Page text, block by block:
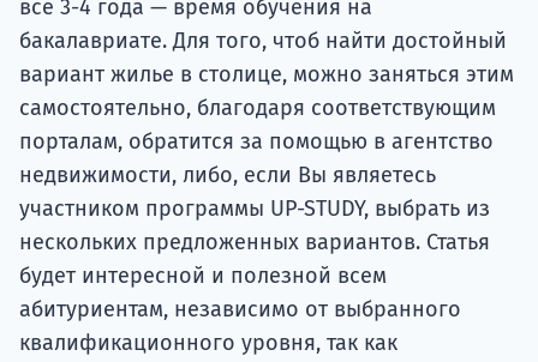
все 3-4 года — время обучения на
бакалавриате. Для того, чтоб найти достойный
вариант жилье в столице, можно заняться этим
самостоятельно, благодаря соответствующим
порталам, обратится за помощью в агентство
недвижимости, либо, если Вы являетесь
участником программы UP-STUDY, выбрать из
нескольких предложенных вариантов. Статья
будет интересной и полезной всем
абитуриентам, независимо от выбранного
квалификационного уровня, так как